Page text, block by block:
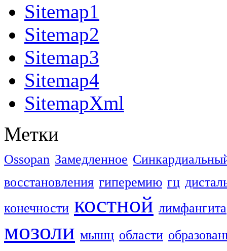
Sitemap1
Sitemap2
Sitemap3
Sitemap4
SitemapXml
Метки
Ossopan Замедленное
восстановления гиперемию гц
конечности костной лимфангита
мозоли мышц области